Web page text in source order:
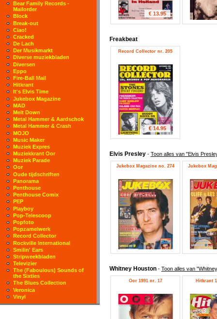
€ 13.95
Freakbeat
Record Collector nr. 205
€ 14.95
Elvis Presley - Toon alles van "Elvis
Jukebox Magazine no. 274 Jukebox
Whitney Houston - Toon alles van
Oor 1991 nr. 17 Hitkrant
Bear Family Records -
Mailorder
Block
Break-out
Ciao!
Cracked
De Lach
Der Musikmarkt
Diverse muziekbladen
Diversen
Eppo
Fire-Ball Mail
Hitkrant
It's Elvis Time
Jukebox Magazine
MAD
Melt Down
Metal Hammer & Aardschok
Metal Hammer & Crash
MOJO
Music Maker
Muziek Expres
Muziekkrant Oor
Muziek Parade
Oor
Oude tijdschriften
Panorama
Penthouse
Penthouse Comix
PEP
Playboy
Pop-Telescoop
Popfoto
Popzamelwerk
Record Collector
Rockville International
Smilin' Ears
Stripweekbladen
Televizier
The (Faboulous) Sounds of
the Sixties
The Blues Collection
Veronica
Vinyl